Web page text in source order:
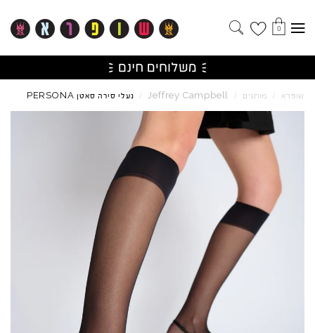
0
שופרא / מותגים /
Jeffrey Campbell
/ נעלי סירה סאטן PERSONA